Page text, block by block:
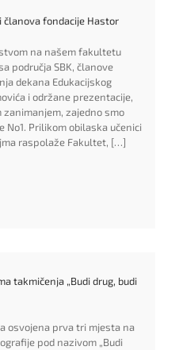
članova fondacije Hastor
na našem fakultetu
područja SBK, članove
dekana Edukacijskog
i održane prezentacije,
zajedno smo
Prilikom obilaska učenici
raspolaže Fakultet, […]
takmičenja „Budi drug, budi
osvojena prva tri mjesta na
pod nazivom „Budi